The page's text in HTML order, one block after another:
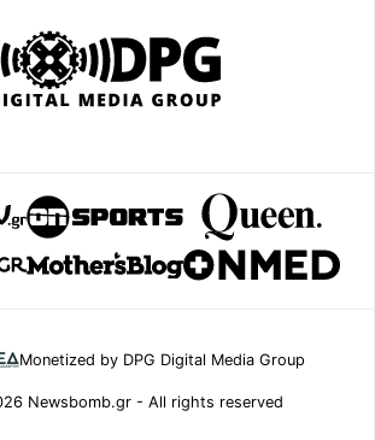
Monetized by DPG Digital Media Group
Newsbomb.gr - All rights reserved